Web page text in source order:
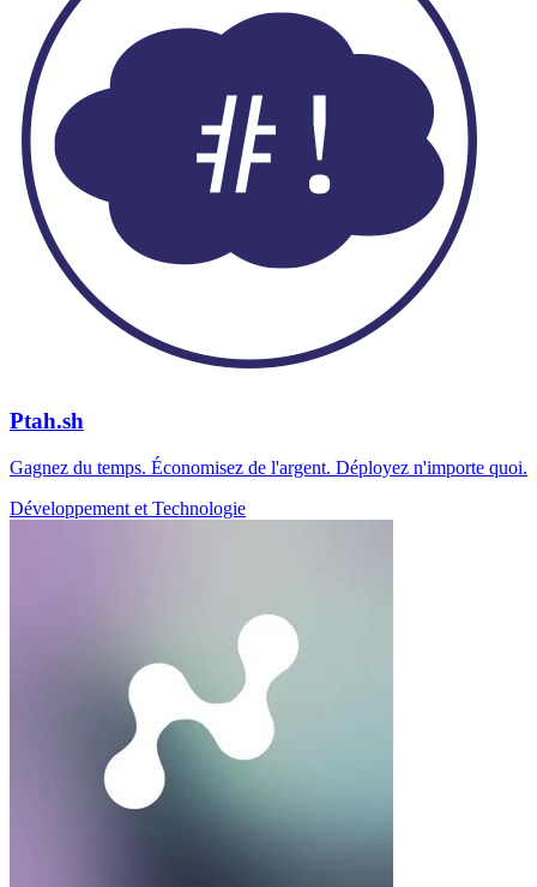
Ptah.sh
Gagnez du temps. Économisez de l'argent. Déployez n'importe quoi.
Développement et Technologie